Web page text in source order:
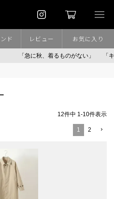
「急に秋、着るものがない」 「キレ
ド レビュー お気に入り
12件中 1-10件表示
1 2